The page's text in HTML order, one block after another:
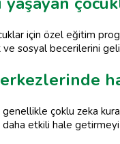
için özel eğitim
ve sosyal becerilerini
çoklu zeka
etkili hale